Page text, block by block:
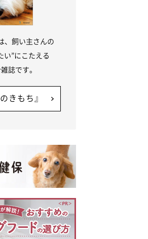
、飼い主さんの
い”にこたえる
誌です。
きもち』